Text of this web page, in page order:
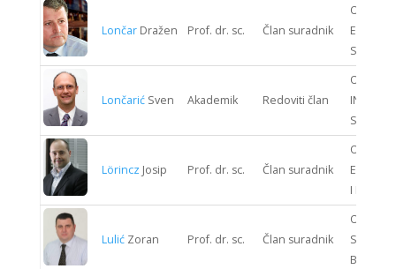
Lončar Dražen Prof. dr. sc. Član suradnik
ODJEL
Lončarić Sven Akademik Redoviti član
ODJEL
Lörincz Josip Prof. dr. sc. Član suradnik
ODJEL
I
Lulić Zoran Prof. dr. sc. Član suradnik
ODJEL